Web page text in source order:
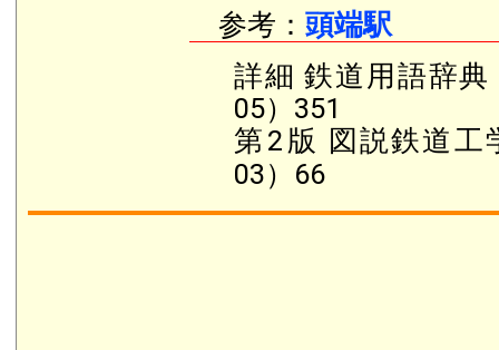
参考： 頭端駅
詳細 鉄道用語辞
05）351
第 2 版 図説鉄道工
03）66